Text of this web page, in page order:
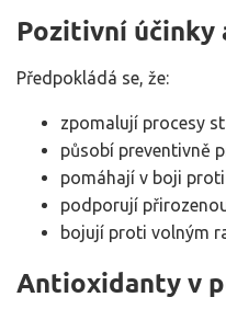
Pozitivní
Předpokládá se, že:
zpomalují procesy
působí preventivně
pomáhají v boji
podporují
bojují proti volným
Antioxidanty v